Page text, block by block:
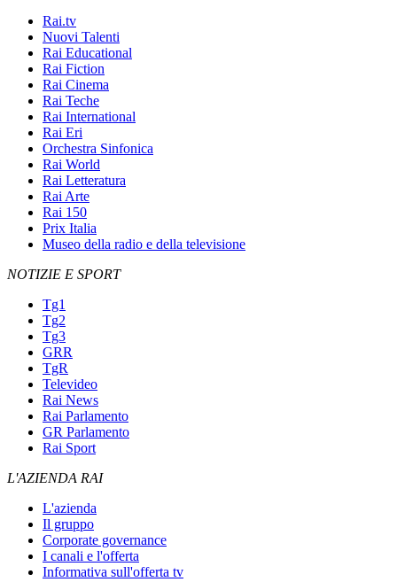
Rai.tv
Nuovi Talenti
Rai Educational
Rai Fiction
Rai Cinema
Rai Teche
Rai International
Rai Eri
Orchestra Sinfonica
Rai World
Rai Letteratura
Rai Arte
Rai 150
Prix Italia
Museo della radio e della televisione
NOTIZIE E SPORT
Tg1
Tg2
Tg3
GRR
TgR
Televideo
Rai News
Rai Parlamento
GR Parlamento
Rai Sport
L'AZIENDA RAI
L'azienda
Il gruppo
Corporate governance
I canali e l'offerta
Informativa sull'offerta tv